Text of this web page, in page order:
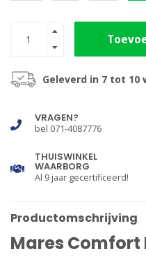
Geleverd in 7 tot 10
VRAGEN?
bel 071-4087776
THUISWINKEL
WAARBORG
Al 9 jaar gecertificeerd!
Productomschrijving
Mares